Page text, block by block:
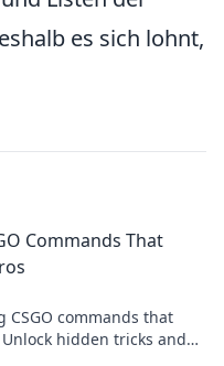
es sich lohnt,
Commands That
CSGO commands that
hidden tricks and